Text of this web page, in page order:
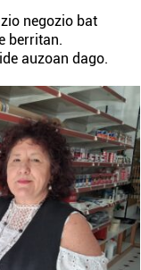
negozio bat
berritan.
auzoan dago.